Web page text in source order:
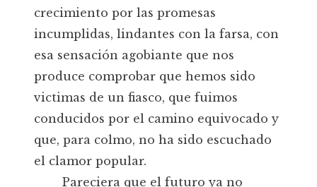
crecimiento por las promesas
incumplidas, lindantes con la farsa, con
esa sensación agobiante que nos
produce comprobar que hemos sido
victimas de un fiasco, que fuimos
conducidos por el camino equivocado y
que, para colmo, no ha sido escuchado
el clamor popular.
Pareciera que el futuro ya no